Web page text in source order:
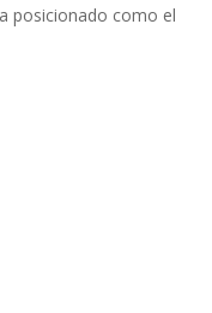
posicionado como el